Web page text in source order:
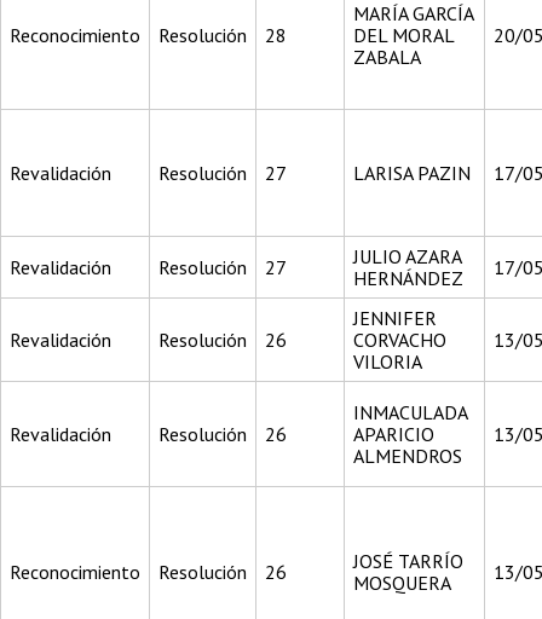
Reconocimiento Resolución 28
MARÍA GARCÍA
DEL MORAL
ZABALA
20/
Revalidación Resolución 27 LARISA PAZIN 17/
Revalidación Resolución 27
JULIO AZARA
HERNÁNDEZ
17/
Revalidación Resolución 26
JENNIFER
CORVACHO
VILORIA
13/
Revalidación Resolución 26
INMACULADA
APARICIO
ALMENDROS
13/
Reconocimiento Resolución 26
JOSÉ TARRÍO
MOSQUERA
13/